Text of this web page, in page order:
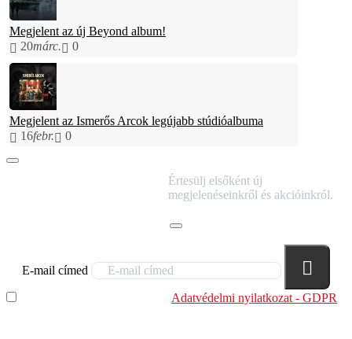
Megjelent az új Beyond album!
20márc. 0
Megjelent az Ismerős Arcok legújabb stúdióalbuma
16febr. 0
Értesülj elsőként új
megjelenéseinkről és akcióinkról.
E-mail címed
Adatvédelmi nyilatkozat - GDPR